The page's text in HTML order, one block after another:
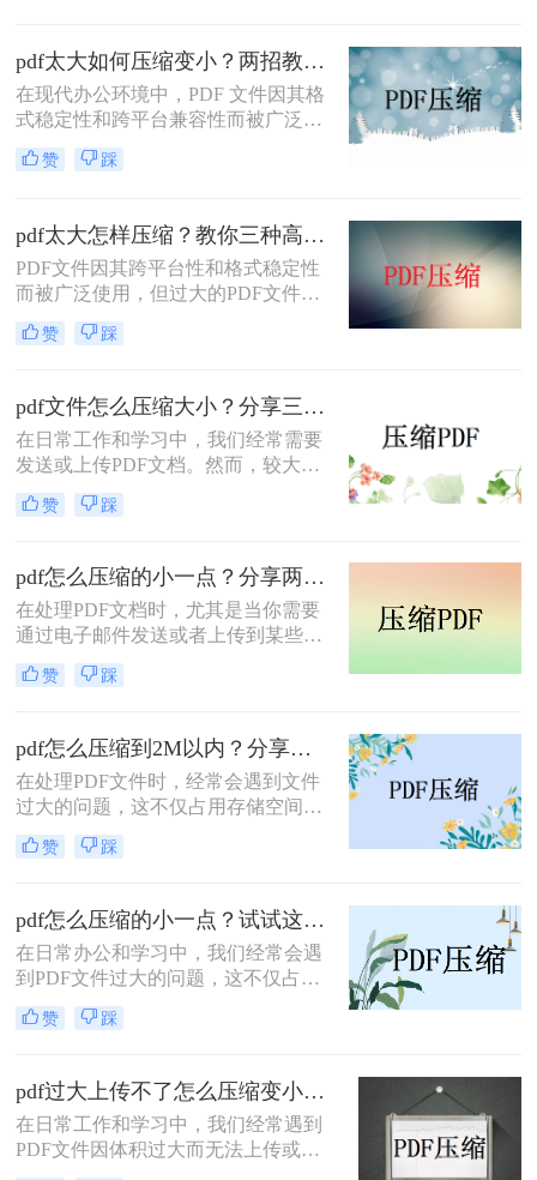
本文将介绍两种解决PDF文件过大无
法上传的方法，帮助你轻松应对这一
问题。
pdf太大如何压缩变小？两招教你轻松压缩！
在现代办公环境中，PDF 文件因其格
式稳定性和跨平台兼容性而被广泛使
用。然而，当这些文件变得过大时，
它们不仅占用大量存储空间，而且在
传到某些平台。因此，掌握pdf太大如
何压缩变小是十分必要的。本文将介
绍两种实用的方法来解决这个问题，
帮助您轻松完成 PDF 文件的压缩。
赞 踩
pdf太大怎样压缩？教你三种高效方法！
PDF文件因其跨平台性和格式稳定性
而被广泛使用，但过大的PDF文件不
仅占用存储空间，还会影响传输速度
和加载速度。为了解决pdf太大怎样压
件的方法。
赞 踩
pdf文件怎么压缩大小？分享三种实用压缩方法！
在日常工作和学习中，我们经常需要
发送或上传PDF文档。然而，较大的
文件可能会导致传输缓慢或者无法满
足上传限制。那么pdf文件怎么压缩大
缩方法，帮助你轻松减小文件大小。
赞 踩
pdf怎么压缩的小一点？分享两种实用压缩方法！
在处理PDF文档时，尤其是当你需要
通过电子邮件发送或者上传到某些对
文件大小有限制的平台时，压缩PDF
文件变得尤为重要。那么pdf怎么压缩
PDF压缩方法。
赞 踩
pdf怎么压缩到2M以内？分享两种实用压缩方法！
在处理PDF文件时，经常会遇到文件
过大的问题，这不仅占用存储空间，
还影响文件的传输速度。为了满足特
定需求，将PDF文件压缩到2M以内变
以内呢？本文将介绍两种常用的PDF
压缩方法。
赞 踩
pdf怎么压缩的小一点？试试这三种实用压缩方法！
在日常办公和学习中，我们经常会遇
到PDF文件过大的问题，这不仅占用
了大量的存储空间，还影响了文件的
传输速度。那么pdf怎么压缩的小一点
绍三种实用的PDF压缩方法，帮助您
轻松将PDF文件压缩得更小。
赞 踩
pdf过大上传不了怎么压缩变小？快来试试这3种压缩方法！
在日常工作和学习中，我们经常遇到
PDF文件因体积过大而无法上传或分
享的情况。那么pdf过大上传不了怎么